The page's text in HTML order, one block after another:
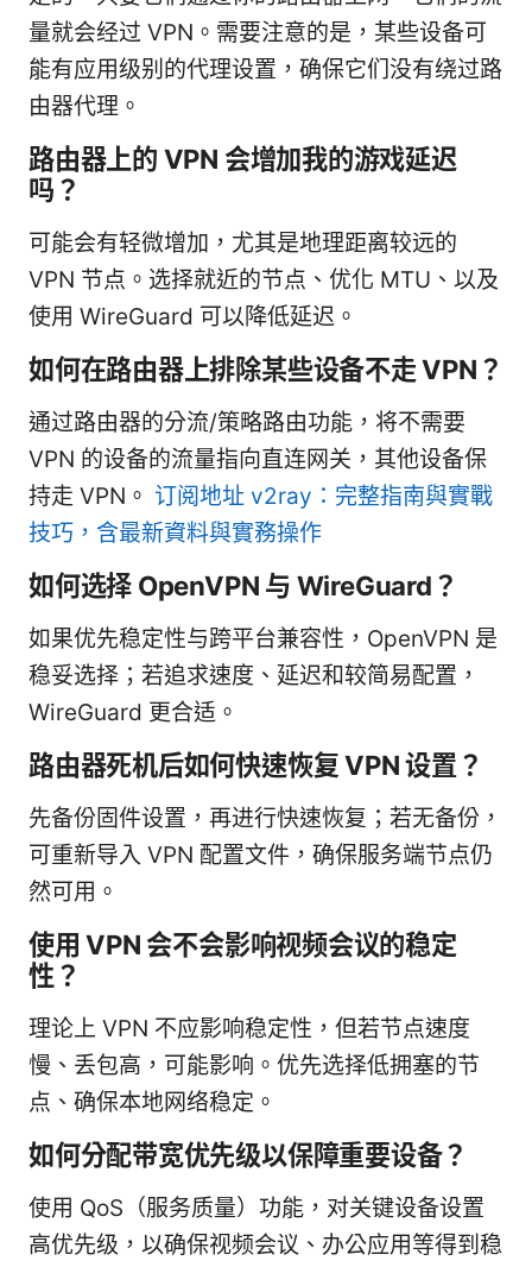
量就会经过 VPN。需要注意的是，某些设备可
能有应用级别的代理设置，确保它们没有绕过路
由器代理。
路由器上的 VPN 会增加我的游戏延迟
吗？
可能会有轻微增加，尤其是地理距离较远的
VPN 节点。选择就近的节点、优化 MTU、以及
使用 WireGuard 可以降低延迟。
如何在路由器上排除某些设备不走 VPN？
通过路由器的分流/策略路由功能，将不需要
VPN 的设备的流量指向直连网关，其他设备保
持走 VPN。 订阅地址 v2ray：完整指南與實戰
技巧，含最新資料與實務操作
如何选择 OpenVPN 与 WireGuard？
如果优先稳定性与跨平台兼容性，OpenVPN 是
稳妥选择；若追求速度、延迟和较简易配置，
WireGuard 更合适。
路由器死机后如何快速恢复 VPN 设置？
先备份固件设置，再进行快速恢复；若无备份，
可重新导入 VPN 配置文件，确保服务端节点仍
然可用。
使用 VPN 会不会影响视频会议的稳定
性？
理论上 VPN 不应影响稳定性，但若节点速度
慢、丢包高，可能影响。优先选择低拥塞的节
点、确保本地网络稳定。
如何分配带宽优先级以保障重要设备？
使用 QoS（服务质量）功能，对关键设备设置
高优先级，以确保视频会议、办公应用等得到稳